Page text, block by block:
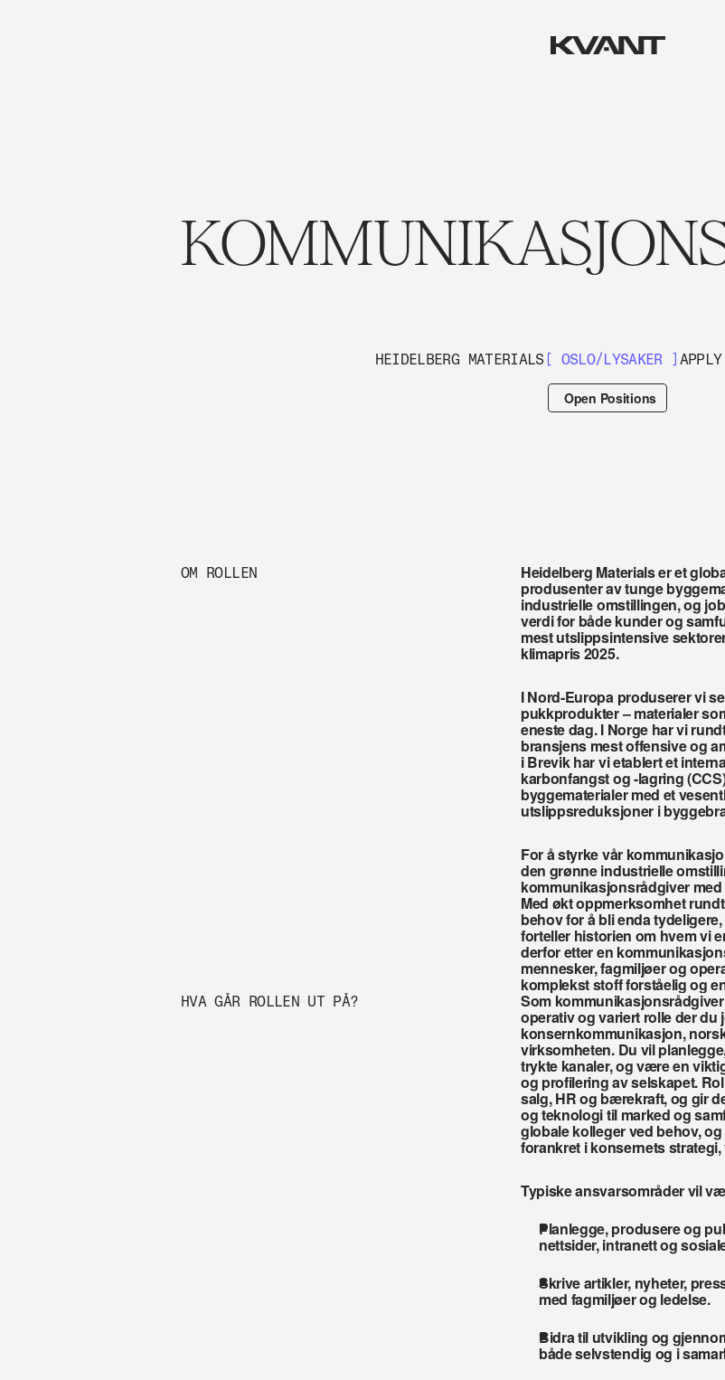
HEIDELBERG MATERIALS[ OSLO/LYSAKER ]
Open Positions
OM ROLLEN Heidelberg Materials er et
produsenter av tunge
industrielle omstillingen, og
verdi for både kunder og
mest utslippsintensive
klimapris 2025.
I Nord-Europa produserer vi
pukkprodukter – materialer
eneste dag. I Norge har vi
bransjens mest offensive og
i Brevik har vi etablert et
karbonfangst og -lagring
byggematerialer med et
utslippsreduksjoner i
For å styrke vår
den grønne industrielle
kommunikasjonsrådgiver
Med økt oppmerksomhet
behov for å bli enda
forteller historien om hvem vi
derfor etter en
mennesker, fagmiljøer og
komplekst stoff forståelig og
HVA GÅR ROLLEN UT PÅ? Som
operativ og variert rolle der
konsernkommunikasjon,
virksomheten. Du vil
trykte kanaler, og være en
og profilering av selskapet.
salg, HR og bærekraft, og gir
og teknologi til marked og
globale kolleger ved behov,
forankret i konsernets
Typiske ansvarsområder vil
Planlegge, produsere og
nettsider, intranett og
Skrive artikler, nyheter,
med fagmiljøer og ledelse.
Bidra til utvikling og
både selvstendig og i